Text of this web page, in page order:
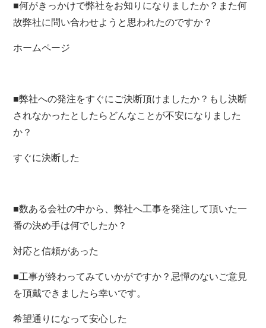
■何がきっかけで弊社をお知りになりましたか？また何
故弊社に問い合わせようと思われたのですか？
ホームページ
■弊社への発注をすぐにご決断頂けましたか？もし決断
されなかったとしたらどんなことが不安になりました
か？
すぐに決断した
■数ある会社の中から、弊社へ工事を発注して頂いた一
番の決め手は何でしたか？
対応と信頼があった
■工事が終わってみていかがですか？忌憚のないご意見
を頂戴できましたら幸いです。
希望通りになって安心した